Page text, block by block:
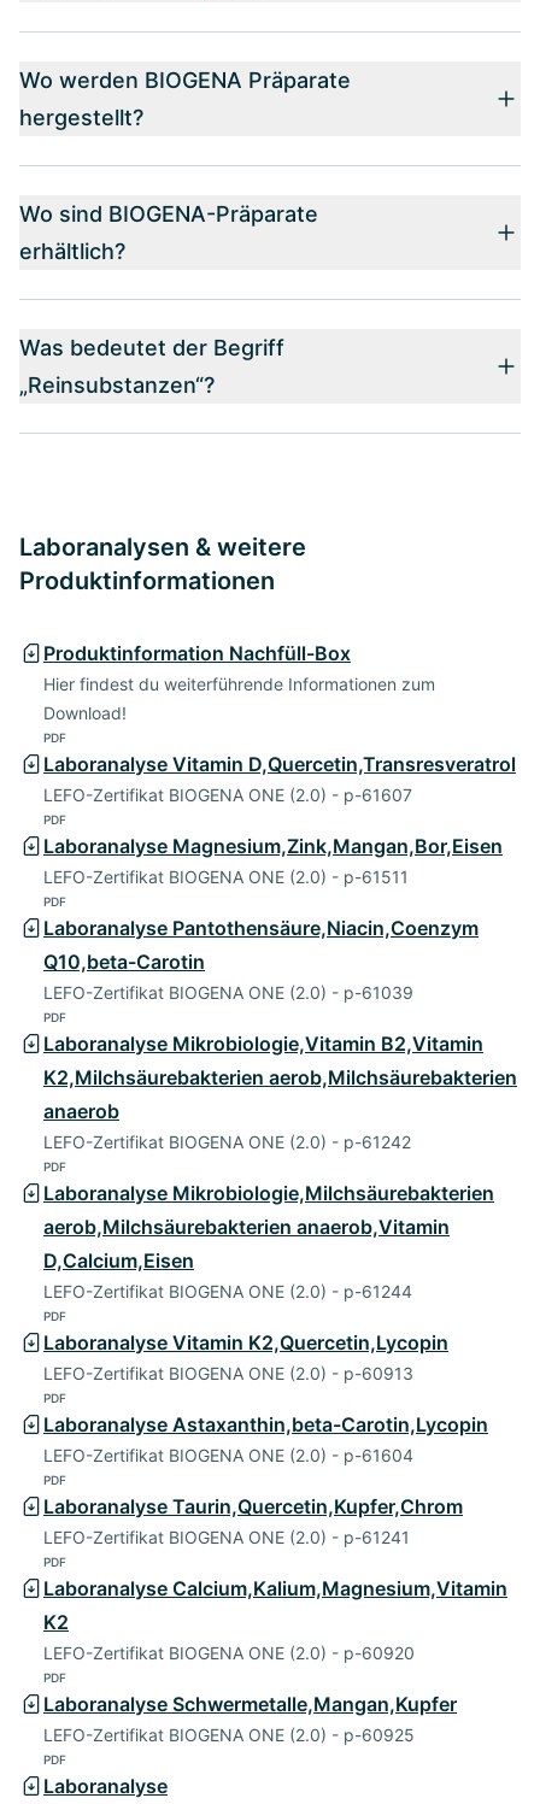
Wo werden BIOGENA Präparate
hergestellt?
Wo sind BIOGENA-Präparate
erhältlich?
Was bedeutet der Begriff
„Reinsubstanzen“?
Laboranalysen & weitere
Produktinformationen
Produktinformation Nachfüll-Box
Hier findest du weiterführende Informationen zum
Download!
PDF
Laboranalyse Vitamin D,Quercetin,Transresveratrol
LEFO-Zertifikat BIOGENA ONE (2.0) - p-61607
PDF
Laboranalyse Magnesium,Zink,Mangan,Bor,Eisen
LEFO-Zertifikat BIOGENA ONE (2.0) - p-61511
PDF
Laboranalyse Pantothensäure,Niacin,Coenzym
Q10,beta-Carotin
LEFO-Zertifikat BIOGENA ONE (2.0) - p-61039
PDF
Laboranalyse Mikrobiologie,Vitamin B2,Vitamin
K2,Milchsäurebakterien aerob,Milchsäurebakterien
anaerob
LEFO-Zertifikat BIOGENA ONE (2.0) - p-61242
PDF
Laboranalyse Mikrobiologie,Milchsäurebakterien
aerob,Milchsäurebakterien anaerob,Vitamin
D,Calcium,Eisen
LEFO-Zertifikat BIOGENA ONE (2.0) - p-61244
PDF
Laboranalyse Vitamin K2,Quercetin,Lycopin
LEFO-Zertifikat BIOGENA ONE (2.0) - p-60913
PDF
Laboranalyse Astaxanthin,beta-Carotin,Lycopin
LEFO-Zertifikat BIOGENA ONE (2.0) - p-61604
PDF
Laboranalyse Taurin,Quercetin,Kupfer,Chrom
LEFO-Zertifikat BIOGENA ONE (2.0) - p-61241
PDF
Laboranalyse Calcium,Kalium,Magnesium,Vitamin
K2
LEFO-Zertifikat BIOGENA ONE (2.0) - p-60920
PDF
Laboranalyse Schwermetalle,Mangan,Kupfer
LEFO-Zertifikat BIOGENA ONE (2.0) - p-60925
PDF
Laboranalyse